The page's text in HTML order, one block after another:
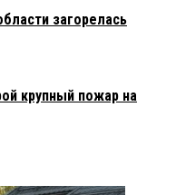
загорелась
крупный пожар на